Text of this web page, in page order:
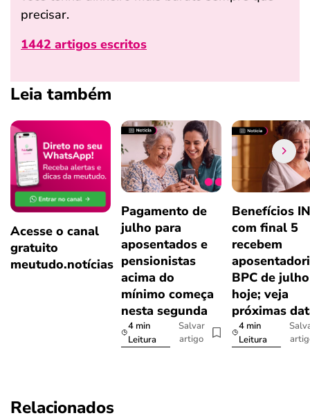
precisar.
1442 artigos escritos
Leia também
Acesse o canal
gratuito
meutudo.notícias
Pagamento de
julho para
aposentados e
pensionistas
acima do
mínimo começa
nesta segunda
4 min
Leitura
Salvar
artigo
Benefícios
com final 5
recebem
BPC de julho
hoje; veja
próximas
4 min
Leitura
Relacionados